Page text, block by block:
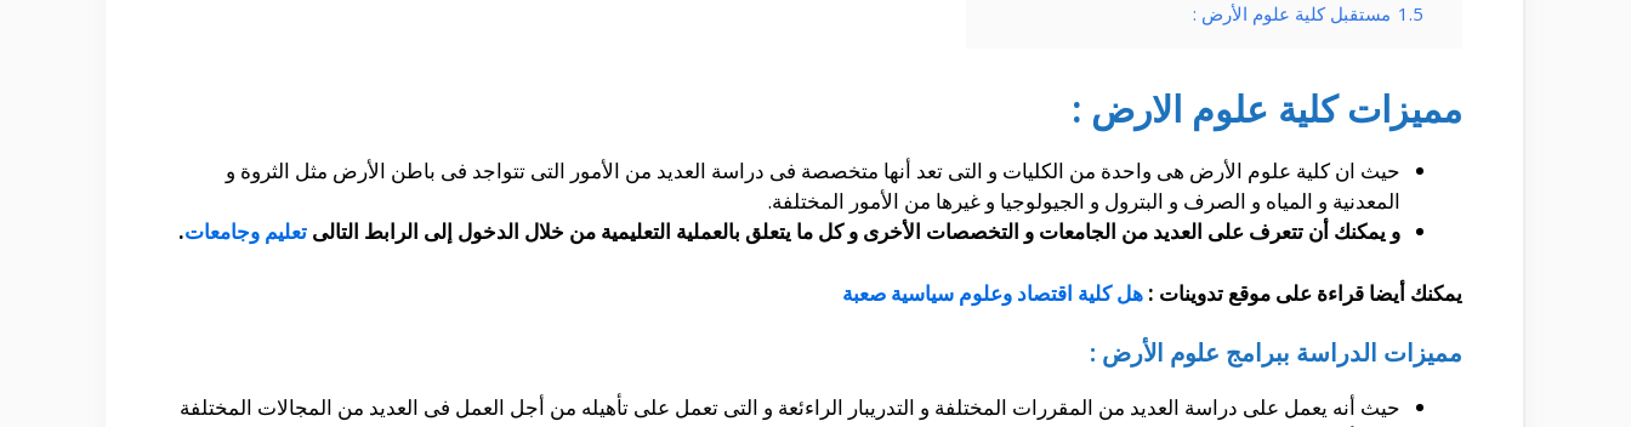
1.5 مستقبل كلية علوم الأرض :
مميزات كلية علوم الارض :
حيث ان كلية علوم الأرض هى واحدة من الكليات و التى تعد أنها متخصصة فى دراسة العديد من الأمور التى تتواجد فى باطن الأرض مثل الثروة و
المعدنية و المياه و الصرف و البترول و الجيولوجيا و غيرها من الأمور المختلفة.
و يمكنك أن تتعرف على العديد من الجامعات و التخصصات الأخرى و كل ما يتعلق بالعملية التعليمية من خلال الدخول إلى الرابط التالى تعليم وجامعات.
يمكنك أيضا قراءة على موقع تدوينات : هل كلية اقتصاد وعلوم سياسية صعبة
مميزات الدراسة ببرامج علوم الأرض :
حيث أنه يعمل على دراسة العديد من المقررات المختلفة و التدريبار الراءئعة و التى تعمل على تأهيله من أجل العمل فى العديد من المجالات المختلفة